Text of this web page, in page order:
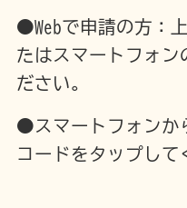
●Webで申請の方：
たはスマートフォン
ださい。
●スマートフォンか
コードをタップして